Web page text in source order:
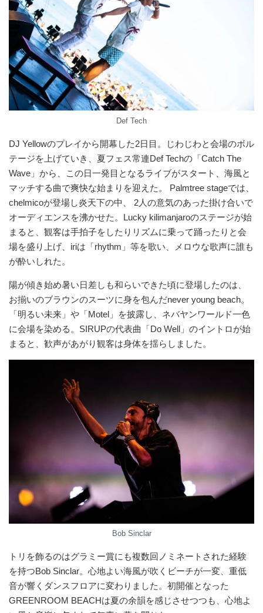
Def Tech
DJ Yellowのプレイから開幕した2日目。じわじわと会場のボル
テージを上げていき、夏フェス常連Def Techの「Catch The
Wave」から、この日⼀発目となるライブがスタート、海風と
マッチする曲で爽快な始まりを迎えた。 Palmtree stageでは、
chelmicoが登場し炎天下の中、 2人の意気のあった掛け合いで
オーディエンスを沸かせた。Lucky kilimanjaroのステージが始
まると、観客は手拍子をしたりリズムに乗って踊ったりと会
場を盛り上げ、iriは「rhythm」等を歌い、メロウな歌声に誰も
が酔いしれた。
陽が傾き始め暑い日差しも和らいできた頃に登場したのは、
お揃いのブラウンのスーツに身を包んだnever young beach。
「明るい未来」や「Motel」を披露し、ネバヤンワールド一色
に会場を染める。SIRUPの代表曲「Do Well」のイントロが始
まると、歓声があがり観客は身体を揺らしました。
Bob Sinclar
トリを飾るのはグラミー賞にも複数回ノミネートされた経験
を持つBob Sinclar。心地よい海風が吹くビーチが⼀変、重低
音が響くダンスフロアに変わりました。初開催となった
GREENROOM BEACHは夏の余韻を感じさせつつも、心地よ